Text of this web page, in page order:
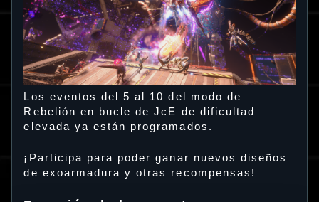
Los eventos del 5 al 10 del modo de
Rebelión en bucle de JcE de dificultad
elevada ya están programados.
¡Participa para poder ganar nuevos diseños
de exoarmadura y otras recompensas!